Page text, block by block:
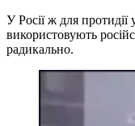
У Росії ж для
використовують
радикально.